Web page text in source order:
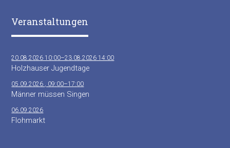
Veranstaltungen
20.08.2026 10:00–23.08.2026 14:00
Holzhauser Jugendtage
05.09.2026 , 09:00–17:00
Männer müssen Singen
06.09.2026
Flohmarkt